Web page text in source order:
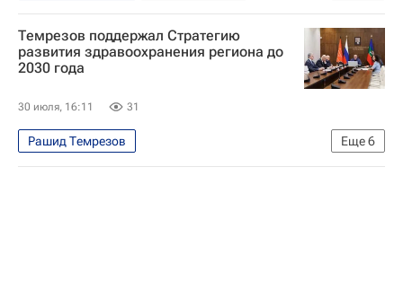
Карачаево-Черкесская республика (КЧР)
Россия
Усть-Джегута
Следственный комитет России (СК РФ)
Темрезов поддержал Стратегию
развития здравоохранения региона до
2030 года
30 июля, 16:11 31
Еще6
Рашид Темрезов
Карачаево-Черкесская Республика